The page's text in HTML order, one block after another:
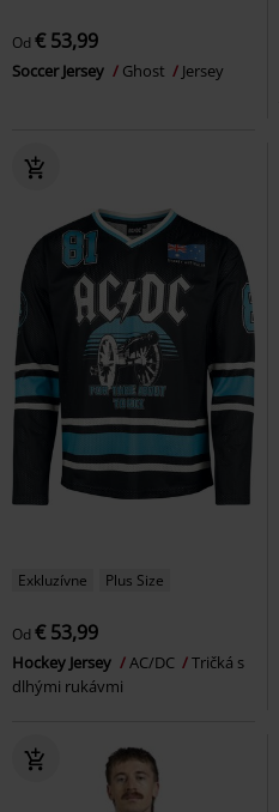
Od € 53,99
Soccer Jersey Ghost Jersey
Exkluzívne Plus Size
Od € 53,99
Hockey Jersey AC/DC
Tričká s
dlhými rukávmi